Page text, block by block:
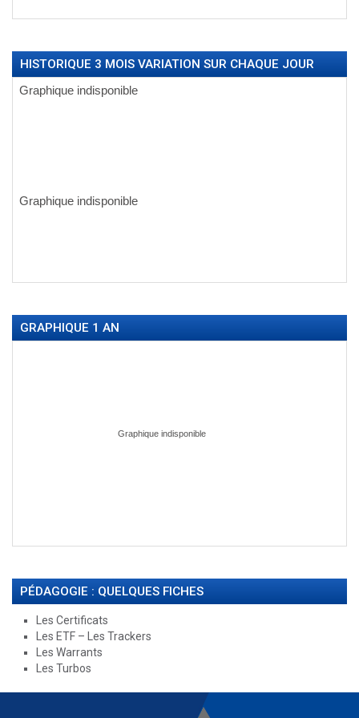
HISTORIQUE 3 MOIS VARIATION SUR CHAQUE JOUR
GRAPHIQUE 1 AN
PÉDAGOGIE : QUELQUES FICHES
Les Certificats
Les ETF – Les Trackers
Les Warrants
Les Turbos